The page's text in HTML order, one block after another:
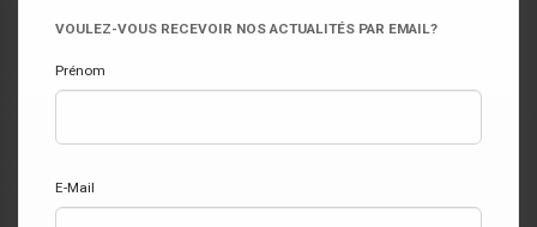
VOULEZ-VOUS RECEVOIR NOS ACTUALITÉS PAR EMAIL?
Prénom
E-Mail